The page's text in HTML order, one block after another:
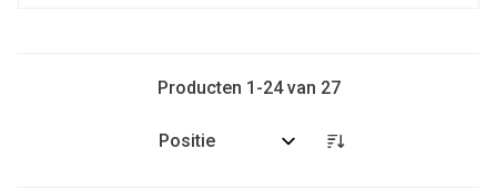
Producten 1 -24van 27
Sorteer op: